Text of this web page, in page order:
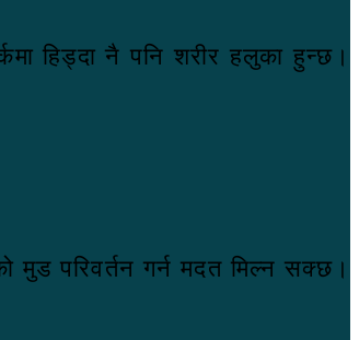
हिड्दा नै पनि शरीर हलुका हुन्छ।
मुड परिवर्तन गर्न मदत मिल्न सक्छ।